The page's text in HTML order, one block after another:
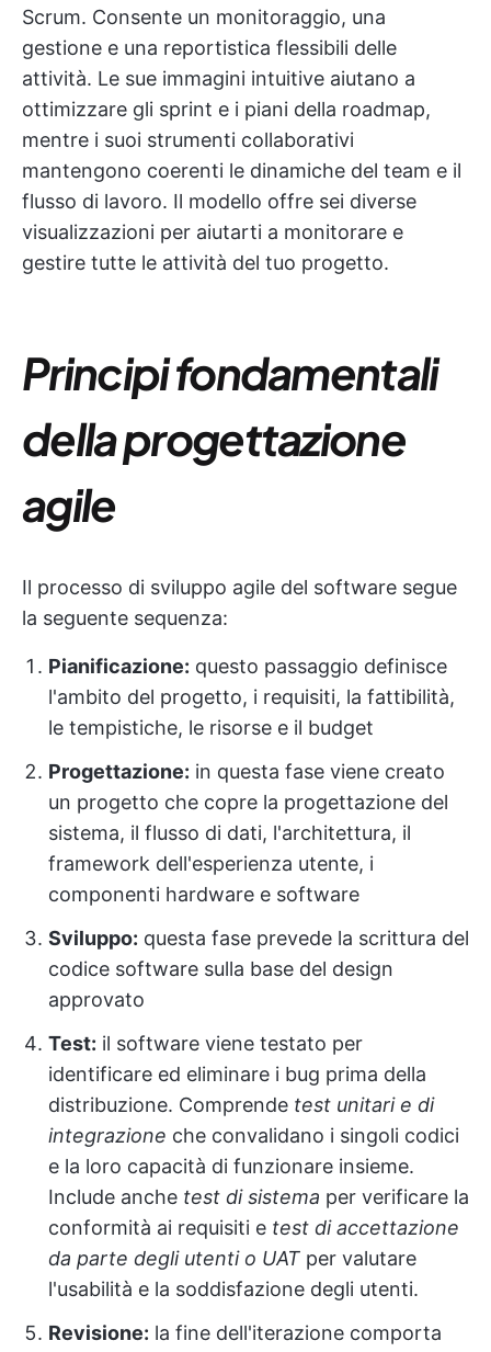
Scrum. Consente un monitoraggio, una
gestione e una reportistica flessibili delle
attività. Le sue immagini intuitive aiutano a
ottimizzare gli sprint e i piani della roadmap,
mentre i suoi strumenti collaborativi
mantengono coerenti le dinamiche del team e il
flusso di lavoro. Il modello offre sei diverse
visualizzazioni per aiutarti a monitorare e
gestire tutte le attività del tuo progetto.
Principi fondamentali
della progettazione
agile
Il processo di sviluppo agile del software segue
la seguente sequenza:
Pianificazione: questo passaggio definisce
l'ambito del progetto, i requisiti, la fattibilità,
le tempistiche, le risorse e il budget
Progettazione: in questa fase viene creato
un progetto che copre la progettazione del
sistema, il flusso di dati, l'architettura, il
framework dell'esperienza utente, i
componenti hardware e software
Sviluppo: questa fase prevede la scrittura del
codice software sulla base del design
approvato
Test: il software viene testato per
identificare ed eliminare i bug prima della
distribuzione. Comprende test unitari e di
integrazione che convalidano i singoli codici
e la loro capacità di funzionare insieme.
Include anche test di sistema per verificare la
conformità ai requisiti e test di accettazione
da parte degli utenti o UAT per valutare
l'usabilità e la soddisfazione degli utenti.
Revisione: la fine dell'iterazione comporta